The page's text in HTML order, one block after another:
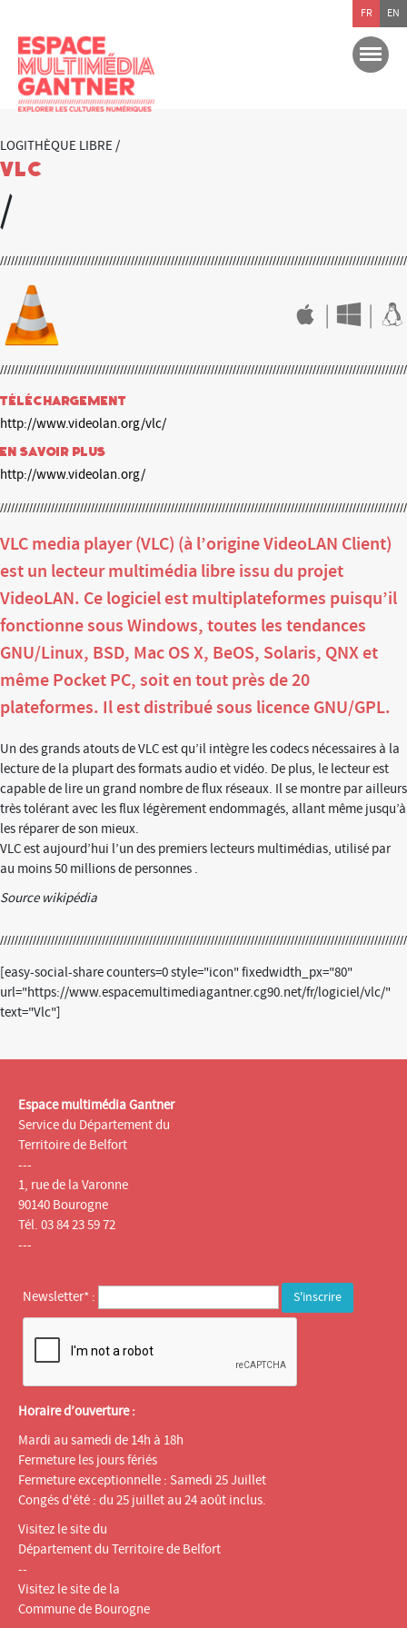
LOGITHÈQUE LIBRE /
Vlc
/
| |
Téléchargement
http://www.videolan.org/vlc/
En savoir plus
http://www.videolan.org/
VLC media player (VLC) (à l’origine VideoLAN Client)
est un lecteur multimédia libre issu du projet
VideoLAN. Ce logiciel est multiplateformes puisqu’il
fonctionne sous Windows, toutes les tendances
GNU/Linux, BSD, Mac OS X, BeOS, Solaris, QNX et
même Pocket PC, soit en tout près de 20
plateformes. Il est distribué sous licence GNU/GPL.
Un des grands atouts de VLC est qu’il intègre les codecs nécessaires à la
lecture de la plupart des formats audio et vidéo. De plus, le lecteur est
capable de lire un grand nombre de flux réseaux. Il se montre par ailleurs
très tolérant avec les flux légèrement endommagés, allant même jusqu’à
les réparer de son mieux.
VLC est aujourd’hui l’un des premiers lecteurs multimédias, utilisé par
au moins 50 millions de personnes .
Source wikipédia
[easy-social-share counters=0 style="icon" fixedwidth_px="80"
url="https://www.espacemultimediagantner.cg90.net/fr/logiciel/vlc/"
text="Vlc"]
Espace multimédia Gantner
Service du Département du
Territoire de Belfort
---
1, rue de la Varonne
90140 Bourogne
Tél. 03 84 23 59 72
---
Newsletter* :
Horaire d’ouverture :
Mardi au samedi de 14h à 18h
Fermeture les jours fériés
Fermeture exceptionnelle : Samedi 25 Juillet
Congés d'été : du 25 juillet au 24 août inclus.
Visitez le site du
Département du Territoire de Belfort
--
Visitez le site de la
Commune de Bourogne
FR EN